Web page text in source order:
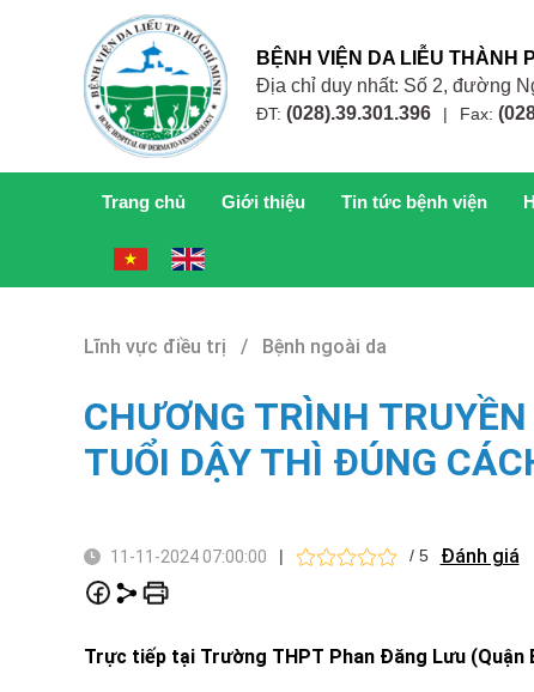
BỆNH VIỆN DA LIỄU THÀNH
Địa chỉ duy nhất: Số 2, đường
ĐT: (028).39.301.396 | Fax:
Trang chủ Giới thiệu Tin tức bệnh viện
Lĩnh vực điều trị / Bệnh ngoài da
CHƯƠNG TRÌNH
TUỔI DẬY THÌ ĐÚNG
11-11-2024 07:00:00 | / 5 Đánh giá
Trực tiếp tại Trường THPT Phan Đăng Lưu (Quận